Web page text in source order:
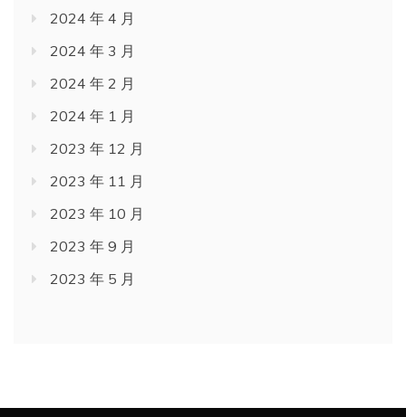
2024 年 4 月
2024 年 3 月
2024 年 2 月
2024 年 1 月
2023 年 12 月
2023 年 11 月
2023 年 10 月
2023 年 9 月
2023 年 5 月